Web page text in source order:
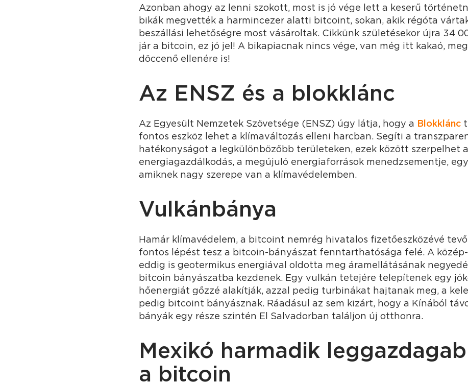
Azonban ahogy az lenni szokott, most is jó vége lett a keserű
bikák megvették a harmincezer alatti bitcoint, sokan, akik régóta
beszállási lehetőségre most vásároltak. Cikkünk születésekor újra 34
jár a bitcoin, ez jó jel! A bikapiacnak nincs vége, van még itt kakaó,
döccenő ellenére is!
Az ENSZ és a blokklánc
Az Egyesült Nemzetek Szövetsége (ENSZ) úgy látja, hogy a Blokklánc
fontos eszköz lehet a klímaváltozás elleni harcban. Segíti a
hatékonyságot a legkülönbözőbb területeken, ezek között szerpelhet
energiagazdálkodás, a megújuló energiaforrások menedzsementje,
amiknek nagy szerepe van a klímavédelemben.
Vulkánbánya
Hamár klímavédelem, a bitcoint nemrég hivatalos fizetőeszközévé
fontos lépést tesz a bitcoin-bányászat fenntarthatósága felé. A
eddig is geotermikus energiával oldotta meg áramellátásának
bitcoin bányászatba kezdenek. Egy vulkán tetejére telepítenek egy
hőenergiát gőzzé alakítják, azzal pedig turbinákat hajtanak meg, a
pedig bitcoint bányásznak. Ráadásul az sem kizárt, hogy a Kínából
bányák egy része szintén El Salvadorban találjon új otthonra.
Mexikó harmadik
a bitcoin